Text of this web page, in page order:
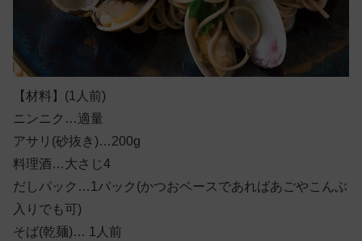
【材料】 (1人前)
ニンニク…適量
アサリ(砂抜き)…200g
料理酒…大さじ4
だしパック…1パック(かつおベースであればあごやこんぶ
入りでも可)
そば(乾麺)… 1人前